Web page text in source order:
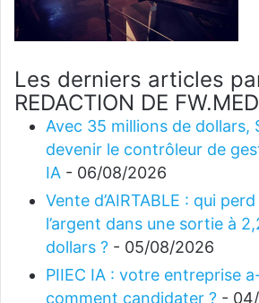
Les derniers articles
REDACTION DE
Avec 35 millions de dollars,
devenir le contrôleur de
IA - 06/08/2026
Vente d’AIRTABLE : qui
l’argent dans une sortie à
dollars ? - 05/08/2026
PIIEC IA : votre entreprise
comment candidater ? -